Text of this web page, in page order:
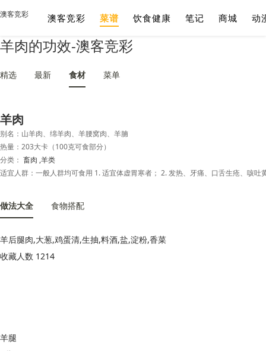
羊肉的功效-澳客竞彩
澳客竞彩 澳客竞彩 菜谱 饮食健康 笔记 商城 动
精选 最新 食材 菜单
羊肉
别名：山羊肉、绵羊肉、羊腰窝肉、羊腩
热量：203大卡（100克可食部分）
分类： 畜肉 ,羊类
做法大全 食物搭配
羊后腿肉,大葱,鸡蛋清,生抽,料酒,盐,淀粉,香菜
收藏人数 1214
羊腿